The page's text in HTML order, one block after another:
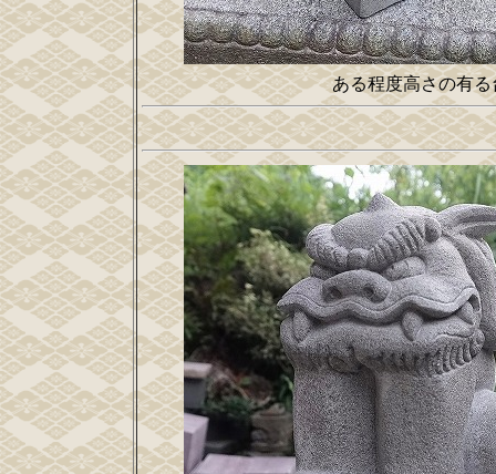
ある程度高さの有